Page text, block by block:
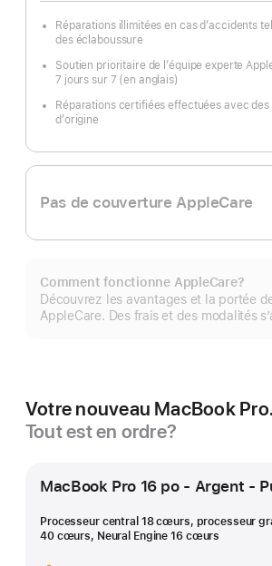
Réparations illimitées en cas d’accidents
des éclaboussure
Soutien prioritaire de l’équipe experte
7 jours sur 7 (en anglais)
Réparations certifiées effectuées avec des
d’origine
Pas de couverture AppleCare
Comment fonctionne AppleCare?
Découvrez les avantages et la portée
AppleCare. Des frais et des modalités
Votre nouveau MacBook Pro.
Tout est en ordre?
MacBook Pro 16 po - Argent -
Processeur central 18 cœurs, processeur
40 cœurs, Neural Engine 16 cœurs